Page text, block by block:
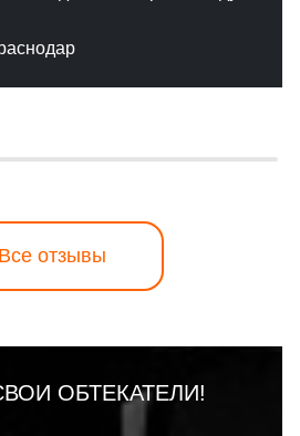
Все отзывы
ОБТЕКАТЕЛИ!